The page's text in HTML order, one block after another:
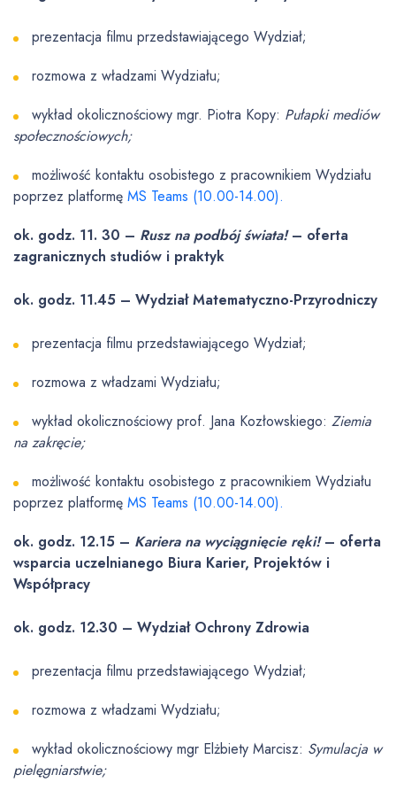
prezentacja filmu przedstawiającego Wydział;
rozmowa z władzami Wydziału;
wykład okolicznościowy mgr. Piotra Kopy: Pułapki mediów
społecznościowych;
możliwość kontaktu osobistego z pracownikiem Wydziału
poprzez platformę MS Teams (10.00-14.00).
ok. godz. 11. 30 – Rusz na podbój świata!– oferta
zagranicznych studiów i praktyk
ok. godz. 11.45 – Wydział Matematyczno-Przyrodniczy
prezentacja filmu przedstawiającego Wydział;
rozmowa z władzami Wydziału;
wykład okolicznościowy prof. Jana Kozłowskiego: Ziemia
na zakręcie;
możliwość kontaktu osobistego z pracownikiem Wydziału
poprzez platformę MS Teams (10.00-14.00).
ok. godz. 12.15 – Kariera na wyciągnięcie ręki!– oferta
wsparcia uczelnianego Biura Karier, Projektów i
Współpracy
ok. godz. 12.30 – Wydział Ochrony Zdrowia
prezentacja filmu przedstawiającego Wydział;
rozmowa z władzami Wydziału;
wykład okolicznościowy mgr Elżbiety Marcisz: Symulacja w
pielęgniarstwie;